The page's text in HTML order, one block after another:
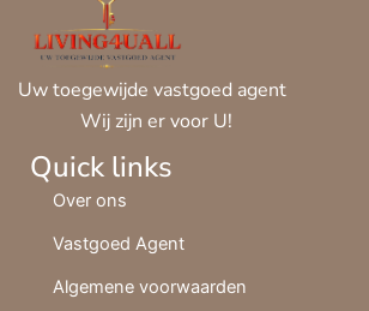
Uw toegewijde vastgoed agent
Wij zijn er voor U!
Quick links
Over ons
Vastgoed Agent
Algemene voorwaarden